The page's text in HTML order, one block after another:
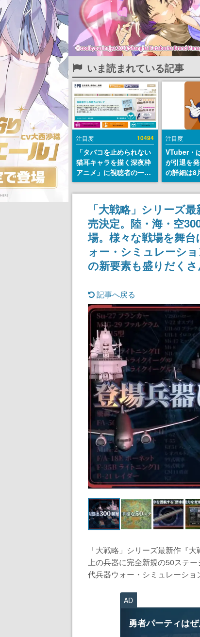
いま読まれている記事
注目度 10494
「タバコを止められない
猫耳キャラを描く深夜枠
アニメ」に視聴者の一部
から批判意見。違法薬物
の使用と思しき描写も含
めて、BPOが議論を交わ
注目度
VTuber・
が引退を
の詳細は8
の配信で
「大戦略」シリーズ
売決定。陸・海・空
場。様々な戦場を舞
ォー・シミュレーシ
の新要素も盛りだく
記事へ戻る
「大戦略」シリーズ最新作『
上の兵器に完全新規の50ステ
代兵器ウォー・シミュレーショ
AD
勇者パーティはぜ